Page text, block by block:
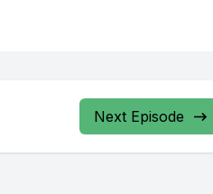
Next Episode